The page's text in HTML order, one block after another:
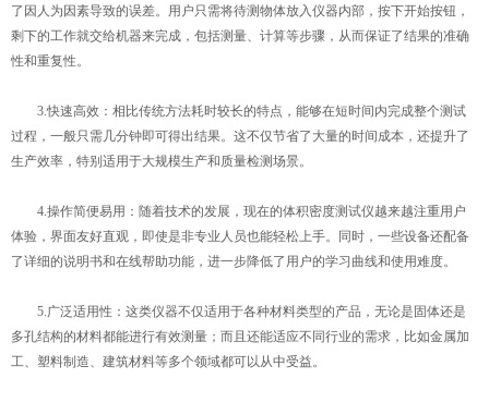
了因人为因素导致的误差。用户只需将待测物体放入仪器内部，按下开始按钮，
剩下的工作就交给机器来完成，包括测量、计算等步骤，从而保证了结果的准确
性和重复性。
3.快速高效：相比传统方法耗时较长的特点，能够在短时间内完成整个测试
过程，一般只需几分钟即可得出结果。这不仅节省了大量的时间成本，还提升了
生产效率，特别适用于大规模生产和质量检测场景。
4.操作简便易用：随着技术的发展，现在的体积密度测试仪越来越注重用户
体验，界面友好直观，即使是非专业人员也能轻松上手。同时，一些设备还配备
了详细的说明书和在线帮助功能，进一步降低了用户的学习曲线和使用难度。
5.广泛适用性：这类仪器不仅适用于各种材料类型的产品，无论是固体还是
多孔结构的材料都能进行有效测量；而且还能适应不同行业的需求，比如金属加
工、塑料制造、建筑材料等多个领域都可以从中受益。